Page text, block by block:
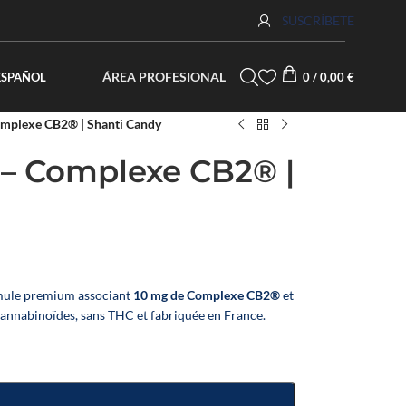
SUSCRÍBETE
ÁREA PROFESIONAL 0/ 0,00€
CB2® | Shanti Candy
Complexe CB2® |
premium associant 10 mg de Complexe CB2®et
sans THC et fabriquée en France.